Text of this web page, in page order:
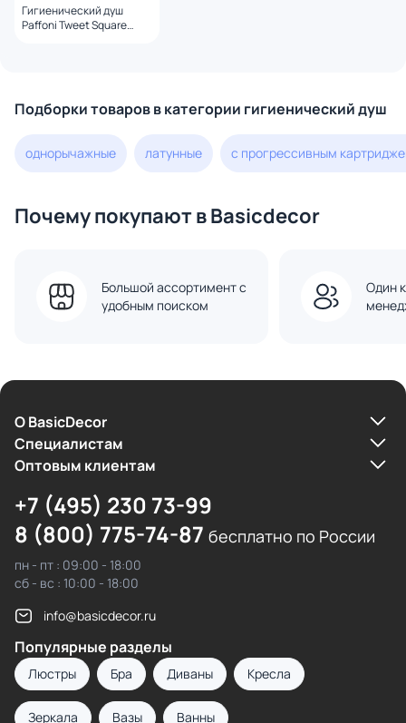
Гигиенический душ
Paffoni Tweet Square
Подборки товаров в категории гигиенический душ
однорычажные латунные с прогрессивным
Почему покупают в Basicdecor
Большой ассортимент с
удобным поиском
Один
О BasicDecor
Cпециалистам
Оптовым клиентам
+7 (495) 230 73-99
8 (800) 775-74-87 бесплатно по России
пн - пт : 09:00 - 18:00
сб - вс : 10:00 - 18:00
info@basicdecor.ru
Популярные разделы
Люстры Бра Диваны Кресла
Зеркала Вазы Ванны